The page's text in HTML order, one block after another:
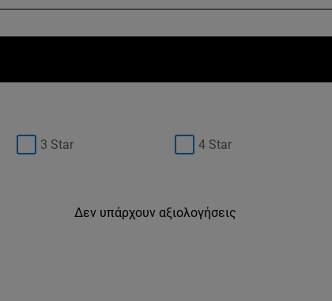
3 Star 4 Star
Δεν υπάρχουν αξιολογήσεις